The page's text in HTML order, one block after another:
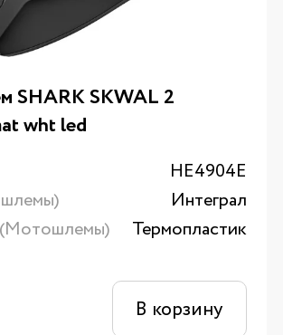
SHARK SKWAL 2
wht led
HE4904E
Интеграл
Термопластик
В корзину